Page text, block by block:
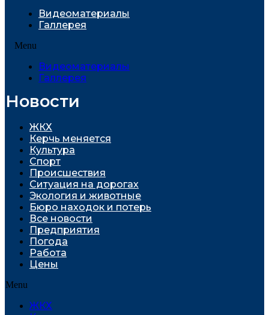
Видеоматериалы
Галлерея
Menu
Видеоматериалы
Галлерея
Новости
ЖКХ
Керчь меняется
Культура
Спорт
Проиcшествия
Ситуация на дорогах
Экология и животные
Бюро находок и потерь
Все новости
Предприятия
Погода
Работа
Цены
Menu
ЖКХ